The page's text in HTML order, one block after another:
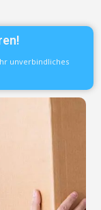
unverbindliches